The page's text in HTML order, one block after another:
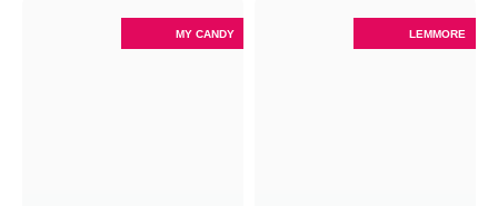
MY CANDY LEMMORE